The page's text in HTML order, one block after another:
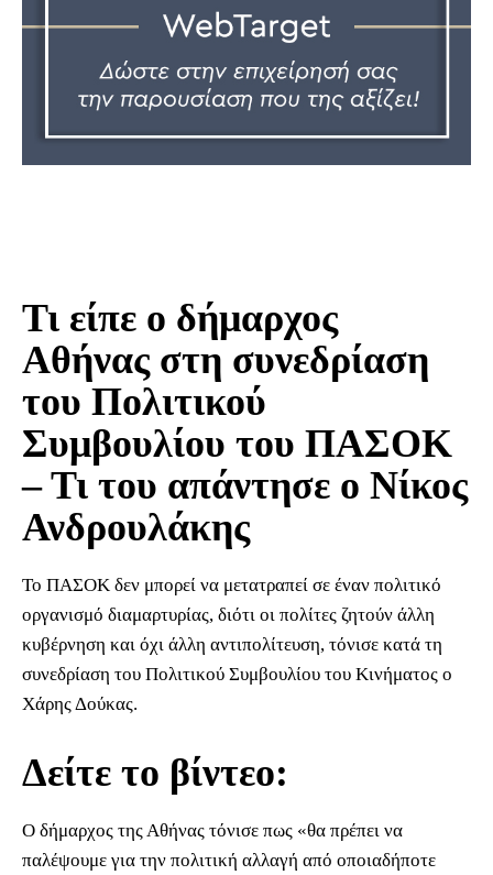
Τι είπε ο δήμαρχος
Αθήνας στη συνεδρίαση
του Πολιτικού
Συμβουλίου του ΠΑΣΟΚ
– Τι του απάντησε ο Νίκος
Ανδρουλάκης
Το ΠΑΣΟΚ δεν μπορεί να μετατραπεί σε έναν πολιτικό
οργανισμό διαμαρτυρίας, διότι οι πολίτες ζητούν άλλη
κυβέρνηση και όχι άλλη αντιπολίτευση, τόνισε κατά τη
συνεδρίαση του Πολιτικού Συμβουλίου του Κινήματος ο
Χάρης Δούκας.
Δείτε το βίντεο:
Ο δήμαρχος της Αθήνας τόνισε πως «θα πρέπει να
παλέψουμε για την πολιτική αλλαγή από οποιαδήποτε